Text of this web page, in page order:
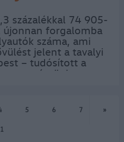
százalékkal 74 905-
újonnan forgalomba
száma, ami
jelent a tavalyi
– tudósított a
megnézzünk a
második…
5 6 7 »